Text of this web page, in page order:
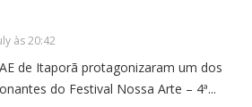
às 20:42
de Itaporã protagonizaram um dos
do Festival Nossa Arte – 4ª...